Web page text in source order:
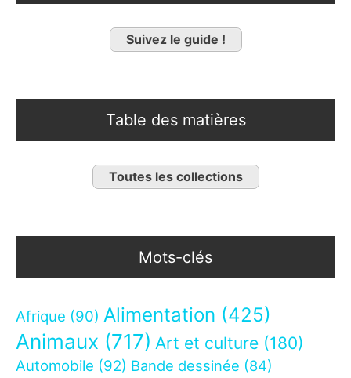
Suivez le guide !
Table des matières
Toutes les collections
Mots-clés
Afrique (90) Alimentation (425)
Animaux (717) Art et culture (180)
Automobile (92) Bande dessinée (84)